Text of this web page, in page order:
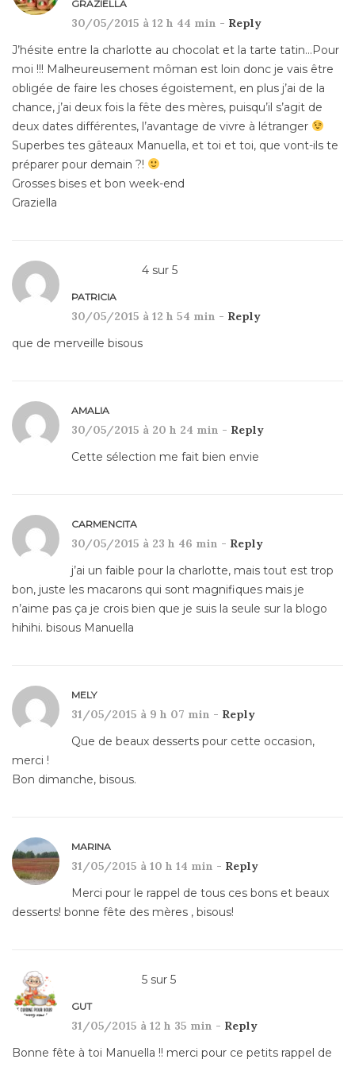
GRAZIELLA
30/05/2015 à 12 h 44 min - Reply
J’hésite entre la charlotte au chocolat et la tarte tatin…Pour
moi !!! Malheureusement môman est loin donc je vais être
obligée de faire les choses égoistement, en plus j’ai de la
chance, j’ai deux fois la fête des mères, puisqu’il s’agit de
deux dates différentes, l’avantage de vivre à létranger
Superbes tes gâteaux Manuella, et toi et toi, que vont-ils te
préparer pour demain ?!
Grosses bises et bon week-end
Graziella
4 sur 5
PATRICIA
30/05/2015 à 12 h 54 min - Reply
que de merveille bisous
AMALIA
30/05/2015 à 20 h 24 min - Reply
Cette sélection me fait bien envie
CARMENCITA
30/05/2015 à 23 h 46 min - Reply
j’ai un faible pour la charlotte, mais tout est trop
bon, juste les macarons qui sont magnifiques mais je
n’aime pas ça je crois bien que je suis la seule sur la blogo
hihihi. bisous Manuella
MELY
31/05/2015 à 9 h 07 min - Reply
Que de beaux desserts pour cette occasion,
merci !
Bon dimanche, bisous.
MARINA
31/05/2015 à 10 h 14 min - Reply
Merci pour le rappel de tous ces bons et beaux
desserts! bonne fête des mères , bisous!
5 sur 5
GUT
31/05/2015 à 12 h 35 min - Reply
Bonne fête à toi Manuella !! merci pour ce petits rappel de